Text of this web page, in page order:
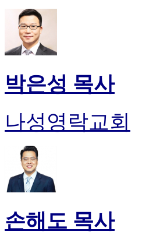
박은성 목사
나성영락교회
손해도 목사